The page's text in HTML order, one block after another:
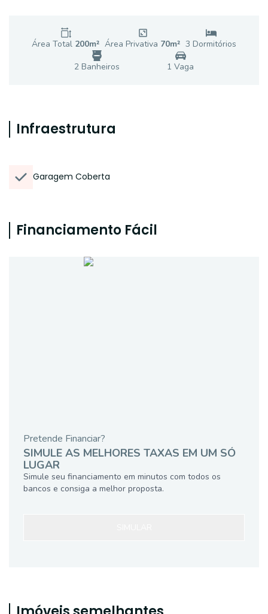
Área Total 200m² Área Privativa 70m² 3 Dormitórios
2 Banheiros 1 Vaga
Infraestrutura
Garagem Coberta
Financiamento Fácil
Pretende Financiar?
SIMULE AS MELHORES TAXAS EM UM SÓ
LUGAR
Simule seu financiamento em minutos com todos os
bancos e consiga a melhor proposta.